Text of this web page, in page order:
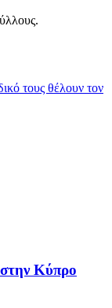
τους θέλουν τον
στην Κύπρο